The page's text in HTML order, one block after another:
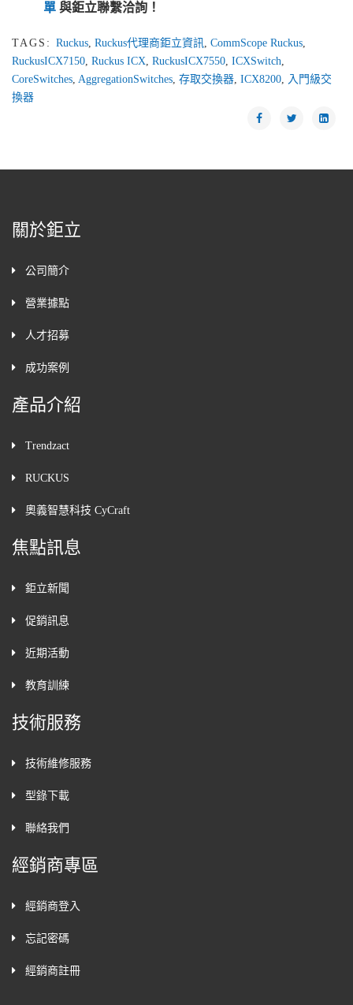
單 與鉅立聯繫洽詢！
TAGS: Ruckus, Ruckus代理商鉅立資訊, CommScope Ruckus,
RuckusICX7150, Ruckus ICX, RuckusICX7550, ICXSwitch,
CoreSwitches, AggregationSwitches, 存取交換器, ICX8200, 入門級交
換器
關於鉅立
公司簡介
營業據點
人才招募
成功案例
產品介紹
Trendzact
RUCKUS
奧義智慧科技 CyCraft
焦點訊息
鉅立新聞
促銷訊息
近期活動
教育訓練
技術服務
技術維修服務
型錄下載
聯絡我們
經銷商專區
經銷商登入
忘記密碼
經銷商註冊